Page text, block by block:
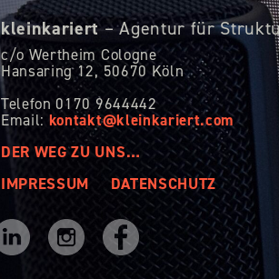
kleinkariert– Agentur für
c/o Wertheim Cologne
Hansaring 12, 50670 Köln
Telefon 0170 9644442
Email: kontakt@kleinkariert.com
DER WEG ZU UNS…
IMPRESSUM
DATENSCHUTZ